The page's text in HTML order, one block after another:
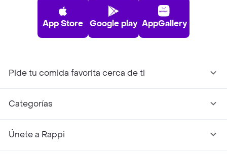
App Store Google play AppGallery
Pide tu comida favorita cerca de ti
Categorías
Únete a Rappi